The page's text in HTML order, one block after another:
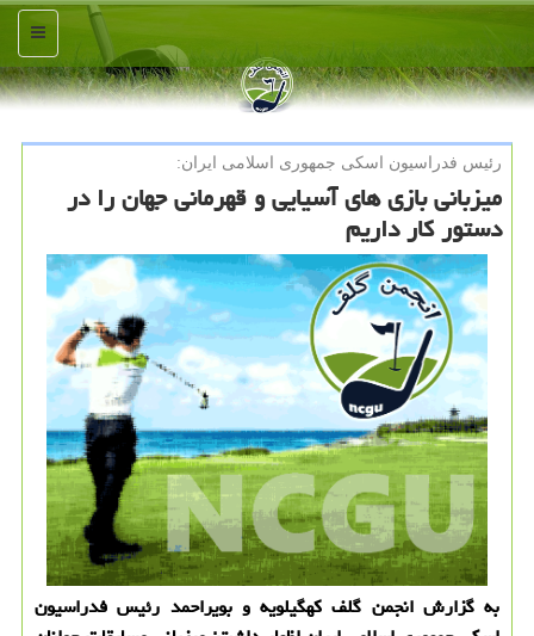
منو
رئیس فدراسیون اسكی جمهوری اسلامی ایران:
میزبانی بازی های آسیایی و قهرمانی جهان را در
دستور كار داریم
به گزارش انجمن گلف كهگیلویه و بویراحمد رئیس فدراسیون